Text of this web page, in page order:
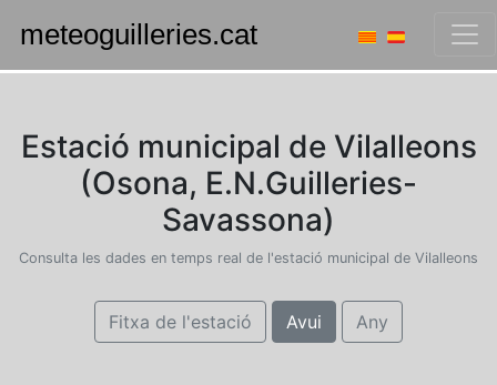
Estació municipal de Vilalleons
(Osona, E.N.Guilleries-
Savassona)
Consulta les dades en temps real de l'estació municipal de Vilalleons
Fitxa de l'estació Avui Any